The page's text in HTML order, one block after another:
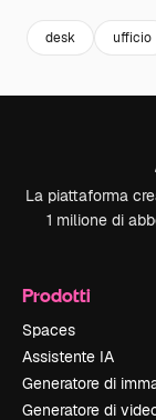
desk ufficio
La piattaforma
1 milione di
Prodotti
Spaces
Assistente IA
Generatore di
Generatore di